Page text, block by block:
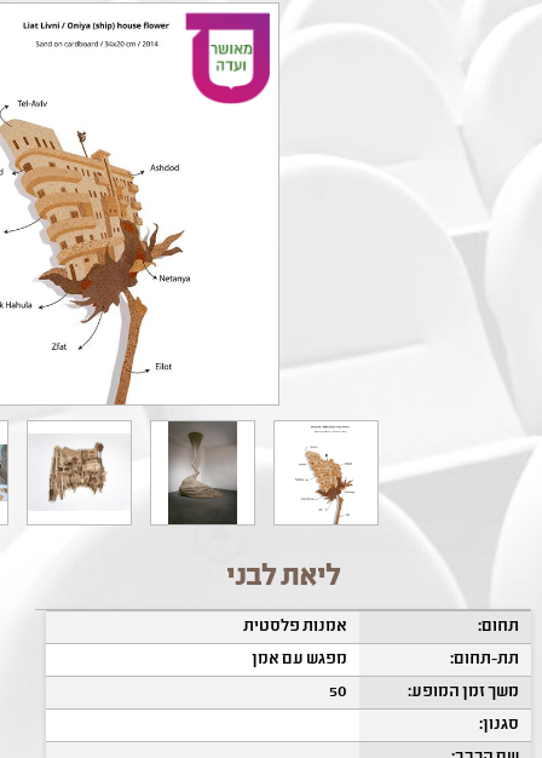
ליאת לבני
תחום:
אמנות פלסטית
תת-תחום:
מפגש עם אמן
משך זמן המופע:
50
סגנון: